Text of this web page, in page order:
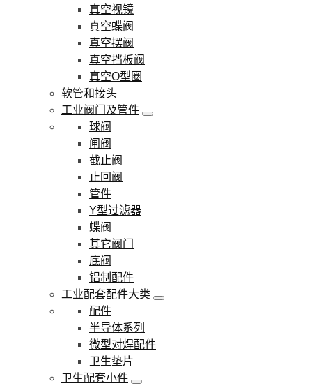
真空视镜
真空蝶阀
真空摆阀
真空挡板阀
真空O型圈
软管和接头
工业阀门及管件
球阀
闸阀
截止阀
止回阀
管件
Y型过滤器
蝶阀
其它阀门
底阀
铝制配件
工业配套配件大类
配件
半导体系列
微型对焊配件
卫生垫片
卫生配套小件